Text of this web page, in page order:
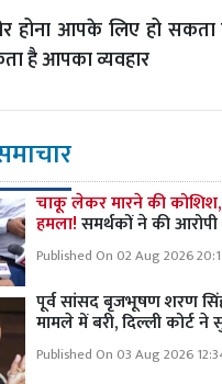
होना आपके लिए हो
है आपका व्यवहार
चाकू लेकर मारने की
हमला!समर्थकों ने की
Published On 02 Aug 2026
पूर्व सांसद बृजभूषण शरण
मामले में बरी, दिल्ली कोर्ट
Published On 03 Aug 2026